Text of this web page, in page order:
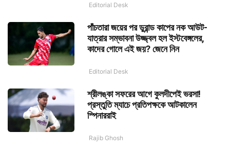
Editorial Desk
পাঁচতারা জয়ের পর ডুরান্ড কাপের নক আউট-
যাত্রার সম্ভাবনা উজ্জ্বল হল ইস্টবেঙ্গলের,
কাদের গোলে এই জয়? জেনে নিন
Editorial Desk
শ্রীলঙ্কা সফরের আগে কুলদীপেই ভরসা!
প্রস্তুতি ম্যাচে প্রতিপক্ষকে আটকালেন
স্পিনাররাই
Rajib Ghosh